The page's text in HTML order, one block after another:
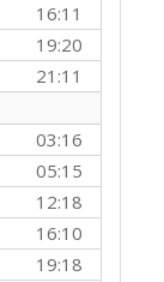
16:11
19:20
21:11
03:16
05:15
12:18
16:10
19:18